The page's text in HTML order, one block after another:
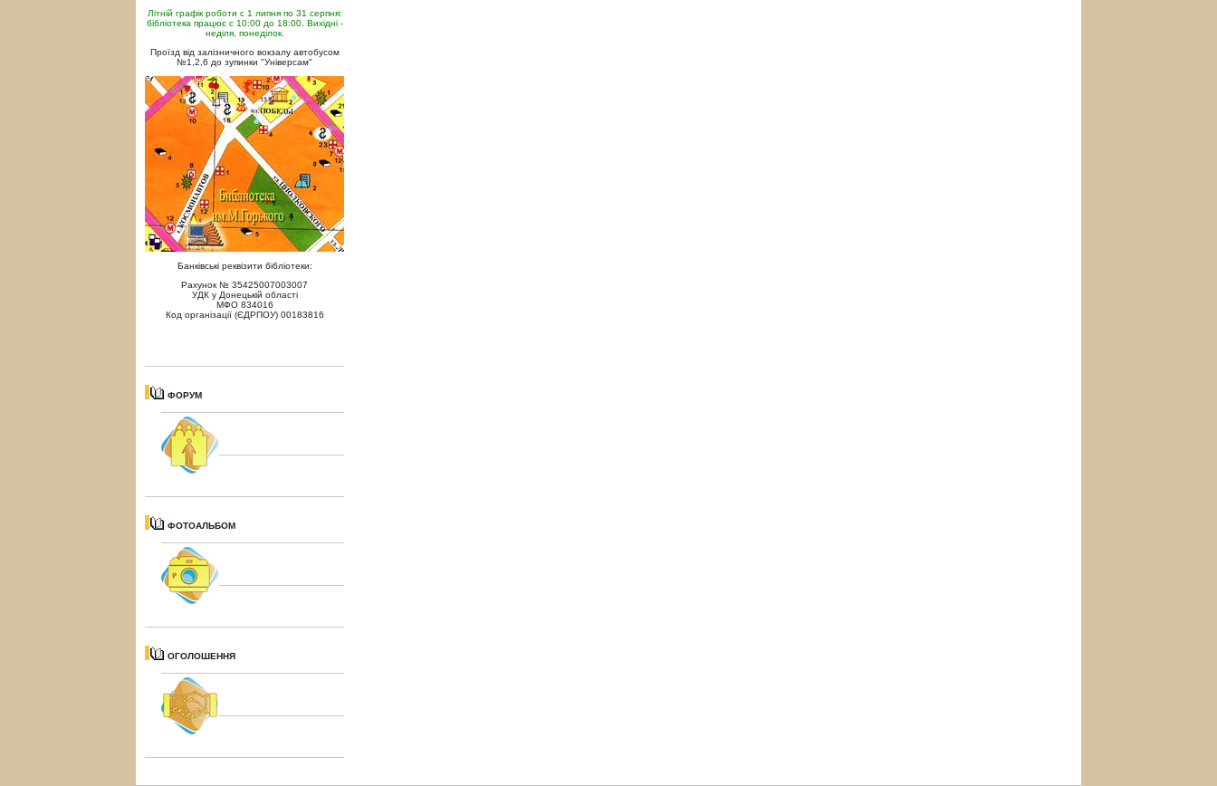
Літній графік роботи с 1 липня по 31 серпня:
бібліотека працює с 10:00 до 18:00. Вихідні -
неділя, понеділок.
Проїзд від залізничного вокзалу автобусом
№1,2,6 до зупинки "Універсам"
Банківські реквізити бібліотеки:
Рахунок № 35425007003007
УДК у Донецькій області
МФО 834016
Код організації (ЄДРПОУ) 00183816
ФОРУМ
ФОТОАЛЬБОМ
ОГОЛОШЕННЯ